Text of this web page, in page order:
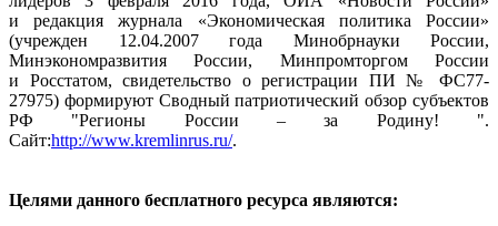
и редакция журнала «Экономическая политика России»
(учрежден 12.04.2007 года Минобрнауки России,
Минэкономразвития России, Минпромторгом России
и Росстатом, свидетельство о регистрации ПИ № ФС77-
27975) формируют Сводный патриотический обзор субъектов
РФ "Регионы России – за Родину! ".
Сайт:http://www.kremlinrus.ru/.
Целями данного бесплатного ресурса являются: